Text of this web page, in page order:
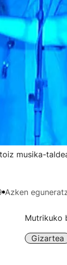
musika-
Azken
Mutrikuko
Gizartea